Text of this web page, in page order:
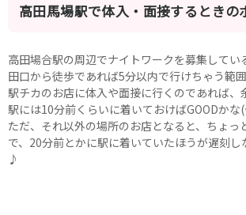
高田馬場駅で体入・面接するとき
高田場合駅の周辺でナイトワークを募集してい
田口から徒歩であれば5分以内で行けちゃう範
駅チカのお店に体入や面接に行くのであれば、
駅には10分前くらいに着いておけばGOODか
ただ、それ以外の場所のお店となると、ちょっ
で、20分前とかに駅に着いていたほうが遅刻し
♪
所沢駅
東村山駅
高田馬場駅
航空公園駅
新井薬師前駅
JR根岸線
関内駅
横浜駅